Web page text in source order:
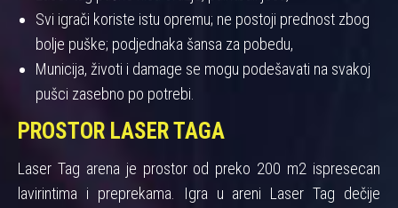
Svi igrači koriste istu opremu; ne postoji prednost zbog
bolje puške; podjednaka šansa za pobedu,
Municija, životi i damage se mogu podešavati na svakoj
pušci zasebno po potrebi.
PROSTOR LASER TAGA
Laser Tag arena je prostor od preko 200 m2 ispresecan
lavirintima i preprekama. Igra u areni Laser Tag dečije